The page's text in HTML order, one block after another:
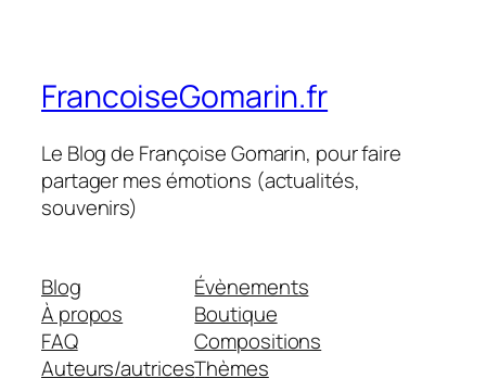
FrancoiseGomarin.fr
Le Blog de Françoise Gomarin, pour faire
partager mes émotions (actualités,
souvenirs)
Blog
À propos
FAQ
Auteurs/autrices
Évènements
Boutique
Compositions
Thèmes